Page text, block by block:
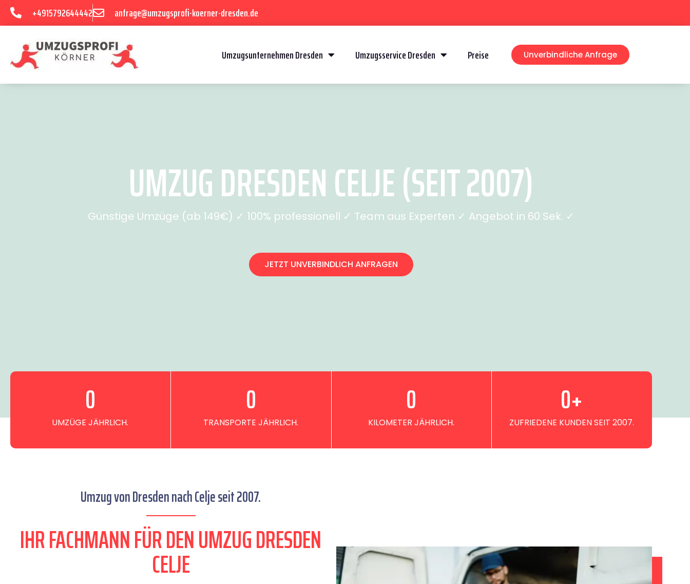
+4915792644442 anfrage@umzugsprofi-koerner-dresden.de
Umzugsunternehmen Dresden Umzugsservice Dresden Preise Unverbindliche Anfrage
UMZUG DRESDEN CELJE (SEIT 2007)
Günstige Umzüge (ab 149€) ✓ 100% professionell ✓ Team aus Experten ✓ Angebot in 60 Sek. ✓
JETZT UNVERBINDLICH ANFRAGEN
UMZÜGE JÄHRLICH.
0
TRANSPORTE JÄHRLICH.
0
KILOMETER JÄHRLICH.
0
ZUFRIEDENE KUNDEN SEIT 2007.
0+
Umzug von Dresden nach Celje seit 2007.
IHR FACHMANN FÜR DEN UMZUG DRESDEN
CELJE